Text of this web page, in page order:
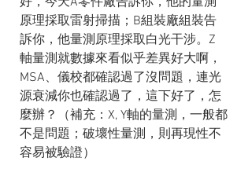
原理採取雷射掃描；B組裝廠組裝告
訴你，他量測原理採取白光干涉。Z
軸量測就數據來看似乎差異好大啊，
MSA、儀校都確認過了沒問題，連光
源衰減你也確認過了，這下好了，怎
麼辦？（補充：X, Y軸的量測，一般都
不是問題；破壞性量測，則再現性不
容易被驗證）